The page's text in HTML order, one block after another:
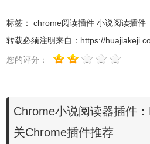
载下一页了，这样做不会让用户在
丝毫的卡顿，并且Rabbook
了，用户使用Rabbook Reader插
标签： chrome阅读插件 小说阅读插件
转载必须注明来自： https://
您的评分：
Chrome小说阅读器插件
关Chrome插件推荐